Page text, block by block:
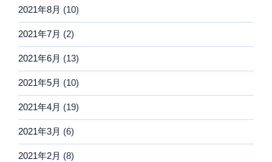
2021年8月 (10)
2021年7月 (2)
2021年6月 (13)
2021年5月 (10)
2021年4月 (19)
2021年3月 (6)
2021年2月 (8)